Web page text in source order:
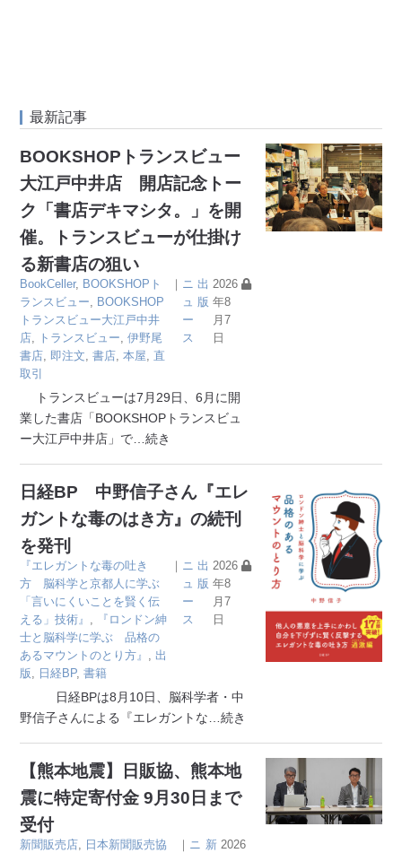
最新記事
BOOKSHOPトランスビュー
大江戸中井店 開店記念トー
ク「書店デキマシタ。」を開
催。トランスビューが仕掛け
る新書店の狙い
BookCeller, BOOKSHOPト
ランスビュー, BOOKSHOP
トランスビュー大江戸中井
店, トランスビュー,伊野尾
書店, 即注文,書店,本屋, 直
取引
｜ ニ
ュ
ー
ス
出
版
2026
年8
月7
日
トランスビューは7月29日、6月に開
業した書店「BOOKSHOPトランスビュ
ー大江戸中井店」で…続き
日経BP 中野信子さん『エレ
ガントな毒のはき方』の続刊
を発刊
『エレガントな毒の吐き
方 脳科学と京都人に学ぶ
「言いにくいことを賢く伝
える」技術』 ,
『ロンドン紳
士と脳科学に学ぶ 品格の
あるマウントのとり方』 , 出
版, 日経BP,書籍
｜ ニ
ュ
ー
ス
出
版
2026
年8
月7
日
日経BPは8月10日、脳科学者・中
野信子さんによる『エレガントな…続き
【熊本地震】日販協、熊本地
震に特定寄付金 9月30日まで
受付
新聞販売店, 日本新聞販売協
｜ ニ 新 2026